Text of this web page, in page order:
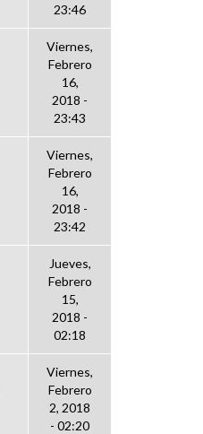
23:46
Viernes,
Febrero
16,
2018 -
23:43
Viernes,
Febrero
16,
2018 -
23:42
Jueves,
Febrero
15,
2018 -
02:18
Viernes,
Febrero
2, 2018
- 02:20